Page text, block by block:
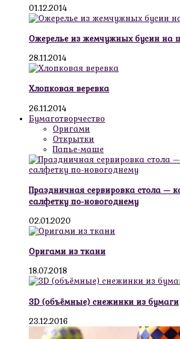
01.12.2014
Ожерелье из жемчужных бусин на
28.11.2014
Хлопковая веревка
26.11.2014
Бумаготворчество
Оригами
Открытки
Папье-маше
Праздничная сервировка стола —
салфетку по-новогоднему
02.01.2020
Оригами из ткани
18.07.2018
3D (объёмные) снежинки из бумаги
23.12.2016